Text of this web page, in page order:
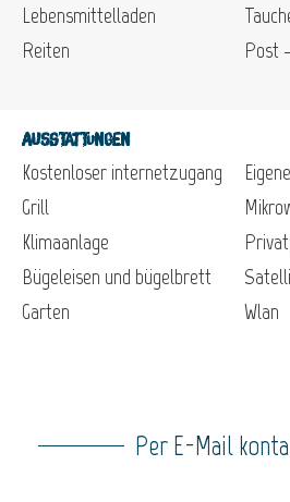
Lebensmittelladen
Reiten
Post
Ausstattungen
Kostenloser internetzugang
Grill
Klimaanlage
Bügeleisen und bügelbrett
Garten
Wlan
Per E-Mail